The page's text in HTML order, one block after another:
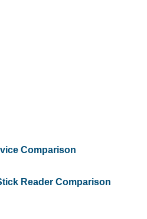
Comparison
Reader Comparison